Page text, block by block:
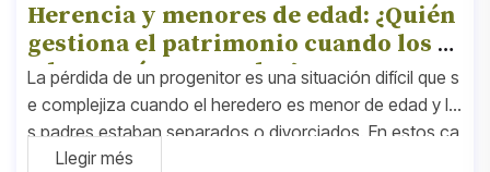
Herencia y menores de edad: ¿Quién
gestiona el patrimonio cuando los p
adres están separados?
La pérdida de un progenitor es una situación difícil que s
e complejiza cuando el heredero es menor de edad y lo
s padres estaban separados o divorciados. En estos ca
sos, surgen dudas críticas: ¿Quién
Llegir més